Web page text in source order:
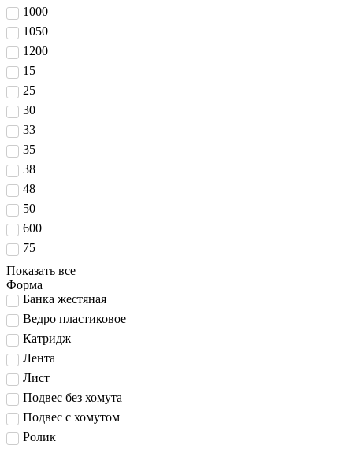
1000
1050
1200
15
25
30
33
35
38
48
50
600
75
Показать все
Форма
Банка жестяная
Ведро пластиковое
Катридж
Лента
Лист
Подвес без хомута
Подвес с хомутом
Ролик